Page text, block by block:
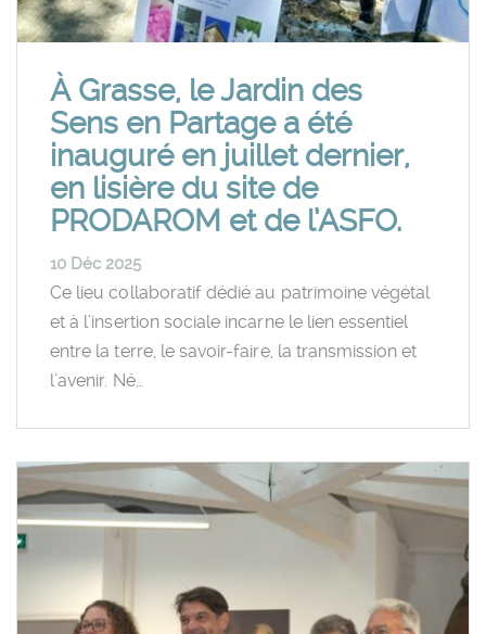
À Grasse, le Jardin des
Sens en Partage a été
inauguré en juillet dernier,
en lisière du site de
PRODAROM et de l’ASFO.
10 Déc 2025
Ce lieu collaboratif dédié au patrimoine végétal
et à l’insertion sociale incarne le lien essentiel
entre la terre, le savoir-faire, la transmission et
l’avenir. Né…